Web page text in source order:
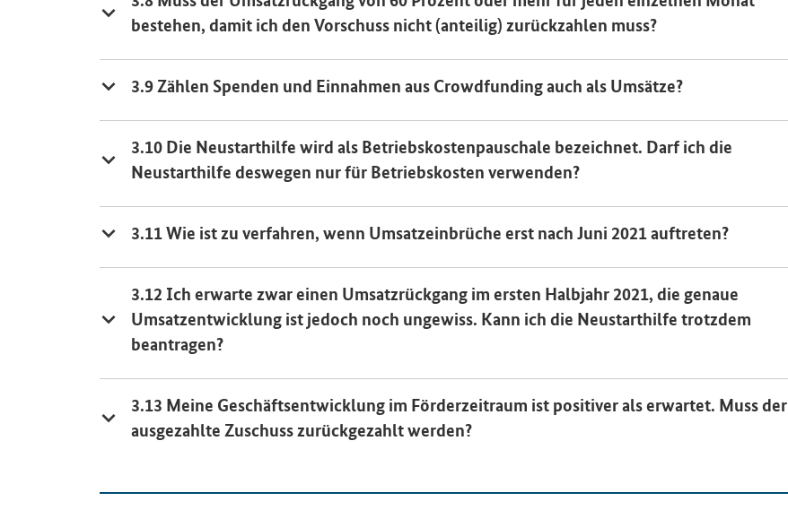
bestehen, damit ich den Vorschuss nicht (anteilig) zurückzahlen muss?
3.9 Zählen Spenden und Einnahmen aus Crowdfunding auch als Umsätze?
3.10 Die Neustarthilfe wird als Betriebskostenpauschale bezeichnet. Darf ich die
Neustarthilfe deswegen nur für Betriebskosten verwenden?
3.11 Wie ist zu verfahren, wenn Umsatzeinbrüche erst nach Juni 2021 auftreten?
3.12 Ich erwarte zwar einen Umsatzrückgang im ersten Halbjahr 2021, die genaue
Umsatzentwicklung ist jedoch noch ungewiss. Kann ich die Neustarthilfe trotzdem
beantragen?
3.13 Meine Geschäftsentwicklung im Förderzeitraum ist positiver als erwartet. Muss der
ausgezahlte Zuschuss zurückgezahlt werden?